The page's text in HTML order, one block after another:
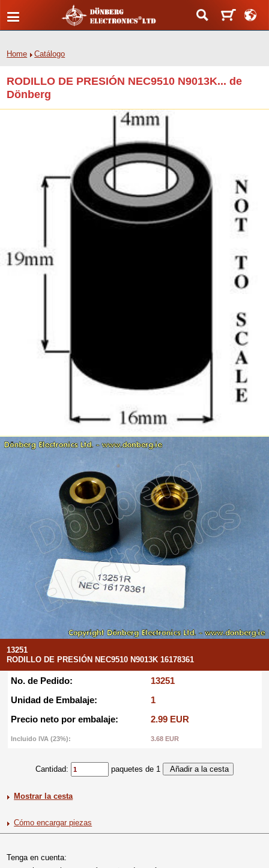
Home Catálogo
RODILLO DE PRESIÓN NEC9510 N9013K... de
Dönberg
13251
RODILLO DE PRESIÓN NEC9510 N9013K 16178361
No. de Pedido:
13251
Unidad de Embalaje:
1
Precio neto por embalaje:
2.99 EUR
Incluido IVA (23%): 3.68 EUR
Cantidad: paquetes de 1
Mostrar la cesta
Cómo encargar piezas
Tenga en cuenta: